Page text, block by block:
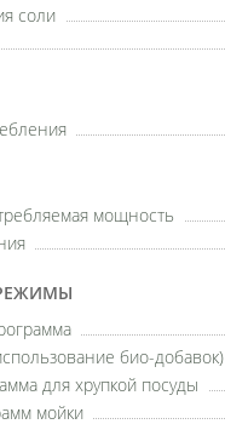
соли
мощность
био-добавок)
для хрупкой посуды
мойки